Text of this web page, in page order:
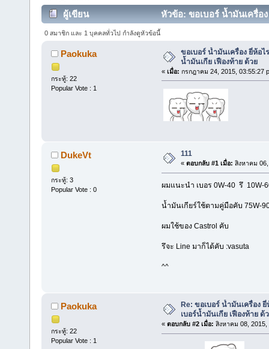
ผู้เขียน
หัวข้อ: ขอเบอร์ น้ำมันเครื่อ
ครั้ง)
0 สมาชิก และ 1 บุคคลทั่วไป กำลังดูหัวข้อนี้
Paokuka
กระทู้: 22
Popular Vote : 1
ขอเบอร์ น้ำมันเครื่อง ยี่ห้อไ
น้ำมันเกีย เฟืองท้าย ด้วย
« เมื่อ: กรกฎาคม 24, 2015, 03:55:27
DukeVt
กระทู้: 3
Popular Vote : 0
111
« ตอบกลับ #1 เมื่อ: สิงหาคม
ผมแนะนำ เบอร 0W-40 รึ 10W-
น้ำมันเกียร์ใช้ตามคู่มือคับ 75W-
ผมใช้ของ Castrol คับ
รึจะ Line มาก็ได้คับ :vasuta
^^
Paokuka
กระทู้: 22
Popular Vote : 1
Re: ขอเบอร์ น้ำมันเครื่อง ยี่
เบอร์น้ำมันเกีย เฟืองท้าย ด้
« ตอบกลับ #2 เมื่อ: สิงหาคม 08, 2015,